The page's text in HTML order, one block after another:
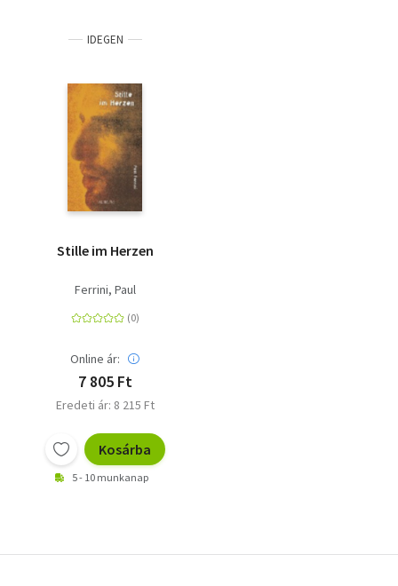
IDEGEN
Stille im Herzen
Ferrini, Paul
Online ár:
7 805 Ft
Eredeti ár: 8 215 Ft
Kosárba
5 - 10 munkanap